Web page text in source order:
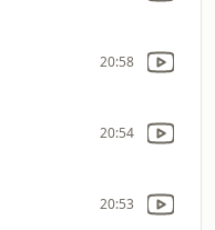
20:58
20:54
20:53